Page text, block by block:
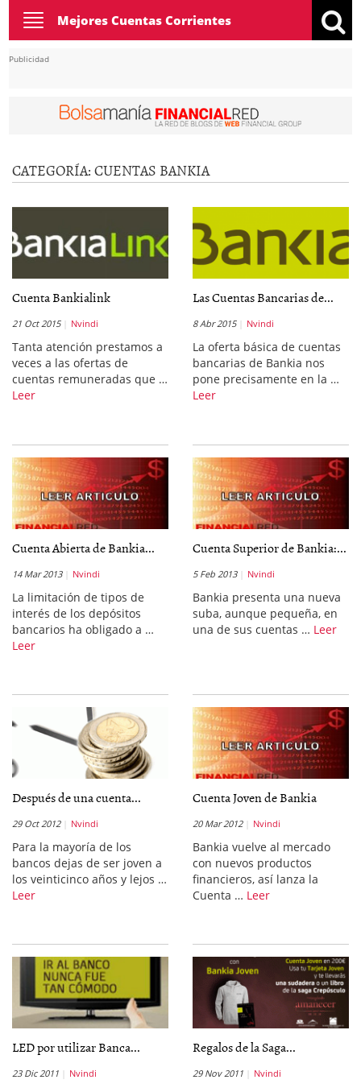
Toggle
navigation
Mejores Cuentas Corrientes
Publicidad
CATEGORÍA:CUENTAS BANKIA
Cuenta Bankialink
21 Oct 2015 Nvindi
Tanta atención prestamos a
veces a las ofertas de
cuentas remuneradas que …
Leer
Las Cuentas Bancarias de...
8 Abr 2015 Nvindi
La oferta básica de cuentas
bancarias de Bankia nos
pone precisamente en la …
Leer
Cuenta Abierta de Bankia...
14 Mar 2013 Nvindi
La limitación de tipos de
interés de los depósitos
bancarios ha obligado a …
Leer
Cuenta Superior de Bankia:...
5 Feb 2013 Nvindi
Bankia presenta una nueva
suba, aunque pequeña, en
una de sus cuentas … Leer
Después de una cuenta...
29 Oct 2012 Nvindi
Para la mayoría de los
bancos dejas de ser joven a
los veinticinco años y lejos …
Leer
Cuenta Joven de Bankia
20 Mar 2012 Nvindi
Bankia vuelve al mercado
con nuevos productos
financieros, así lanza la
Cuenta … Leer
LED por utilizar Banca...
23 Dic 2011 Nvindi
Regalos de la Saga...
29 Nov 2011 Nvindi